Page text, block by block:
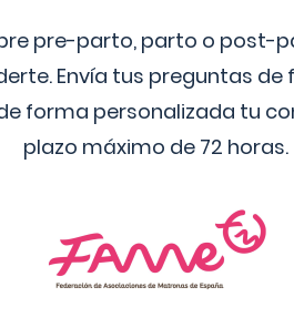
pre-parto, parto o post-
Envía tus preguntas
forma personalizada tu
plazo máximo de 72 horas.